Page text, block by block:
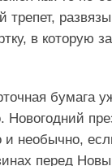
в которую
бумага
и необычно,
перед